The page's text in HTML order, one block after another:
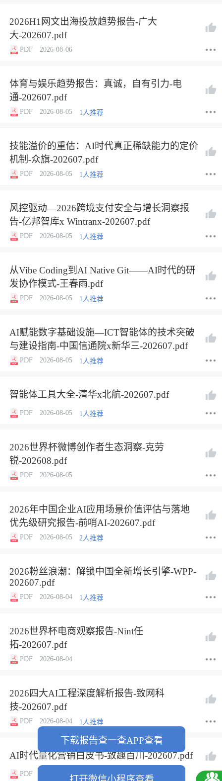
2026H1网文出海投放趋势报告-广大
大-202607.pdf
PDF 2026-08-06
体育与娱乐趋势报告：真诚，自有引力-电
通-202607.pdf
PDF 2026-08-05 1人推荐
技能溢价的重估：AI时代真正稀缺能力的定价
机制-众旗-202607.pdf
PDF 2026-08-05 1人推荐
风控驱动—2026跨境支付安全与增长洞察报
告-亿邦智库x Wintranx-202607.pdf
PDF 2026-08-05 1人推荐
从Vibe Coding到AI Native Git——AI时代的研
发协作模式-王春雨.pdf
PDF 2026-08-05 1人推荐
AI赋能数字基础设施—ICT智能体的技术突破
与建设指南-中国信通院x新华三-202607.pdf
PDF 2026-08-05 1人推荐
智能体工具大全-清华x北航-202607.pdf
PDF 2026-08-05 1人推荐
2026世界杯微博创作者生态洞察-克劳
锐-202608.pdf
PDF 2026-08-05
2026年中国企业AI应用场景价值评估与落地
优先级研究报告-前哨AI-202607.pdf
PDF 2026-08-05 2人推荐
2026粉丝浪潮：解锁中国全新增长引擎-WPP-
202607.pdf
PDF 2026-08-04 1人推荐
2026世界杯电商观察报告-Nint任
拓-202607.pdf
PDF 2026-08-04
2026四大AI工程深度解析报告-致网科
技-202607.pdf
PDF 2026-08-04 1人推荐
AI时代量化营销白皮书-致趣百川-202607.pdf
PDF 2026-08-04 1人推荐
下载报告查一查APP查看